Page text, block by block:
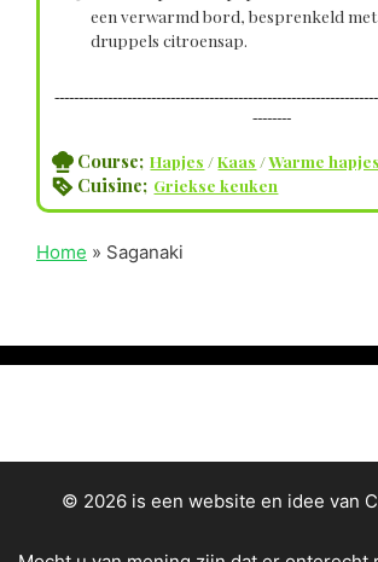
een verwarmd bord, besprenkeld
druppels citroensap.
--------
Course; Hapjes /Kaas /Warme hapjes
Cuisine; Griekse keuken
Home » Saganaki
© 2026 is een website en idee van